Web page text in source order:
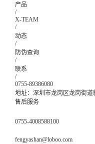
产品
/
X-TEAM
/
动态
/
防伪查询
/
联系
/
0755-89386080
地址：深圳市龙岗区龙岗街道
售后服务
0755-4008588100
fengyashan@loboo.com